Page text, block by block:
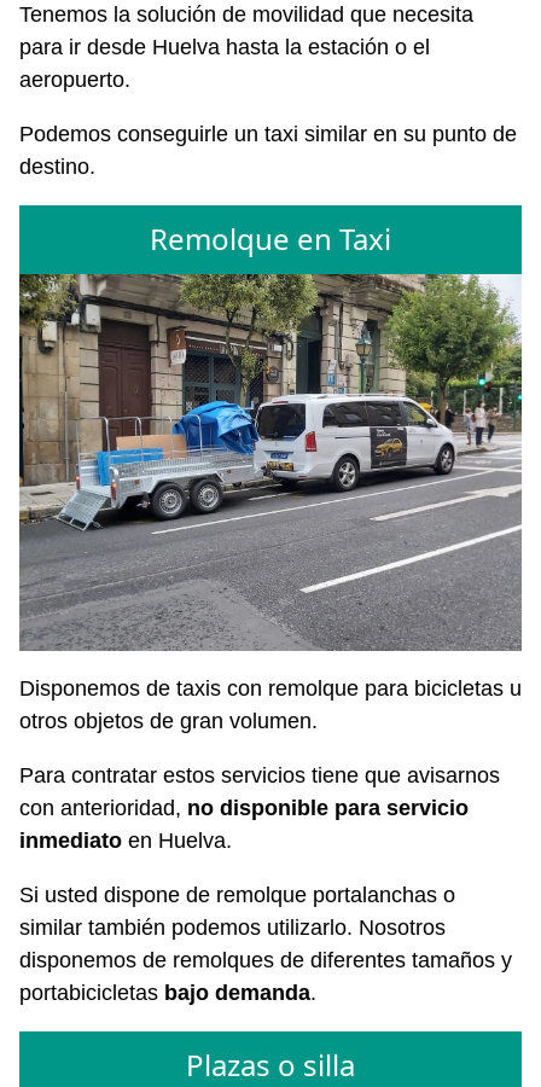
Tenemos la solución de movilidad que necesita
para ir desde Huelva hasta la estación o el
aeropuerto.
Podemos conseguirle un taxi similar en su punto de
destino.
Remolque en Taxi
Disponemos de taxis con remolque para bicicletas u
otros objetos de gran volumen.
Para contratar estos servicios tiene que avisarnos
con anterioridad, no disponible para servicio
inmediato en Huelva.
Si usted dispone de remolque portalanchas o
similar también podemos utilizarlo. Nosotros
disponemos de remolques de diferentes tamaños y
portabicicletas bajo demanda.
Plazas o silla